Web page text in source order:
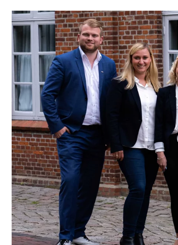
Name:
Anbieter:
Zweck:
Cookie Laufzeit: